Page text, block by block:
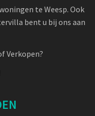
te Weesp. Ook
bent u bij ons aan
Verkopen?